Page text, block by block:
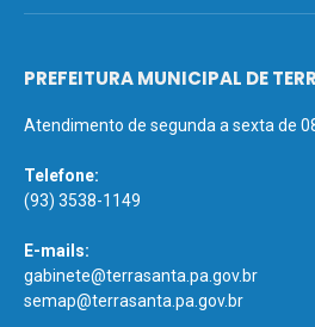
PREFEITURA MUNICIPAL DE
Atendimento de segunda a sexta de
Telefone:
(93) 3538-1149
E-mails:
gabinete@terrasanta.pa.gov.br
semap@terrasanta.pa.gov.br